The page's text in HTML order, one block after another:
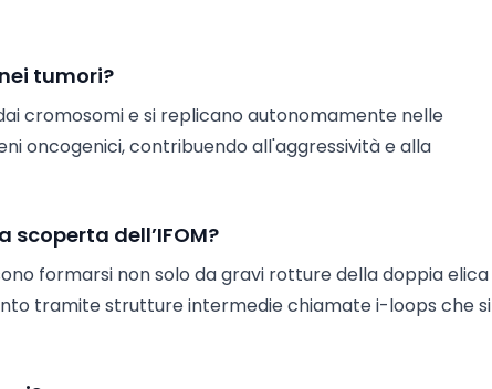
tumori?
cromosomi e si replicano autonomamente nelle
oncogenici, contribuendo all'aggressività e alla
scoperta dell’IFOM?
formarsi non solo da gravi rotture della doppia elica
tramite strutture intermedie chiamate i-loops che si